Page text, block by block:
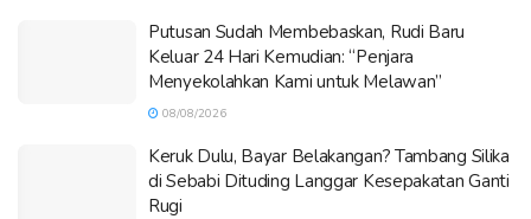
Putusan Sudah Membebaskan, Rudi Baru
Keluar 24 Hari Kemudian: “Penjara
Menyekolahkan Kami untuk Melawan”
08/08/2026
Keruk Dulu, Bayar Belakangan? Tambang Silika
di Sebabi Dituding Langgar Kesepakatan Ganti
Rugi